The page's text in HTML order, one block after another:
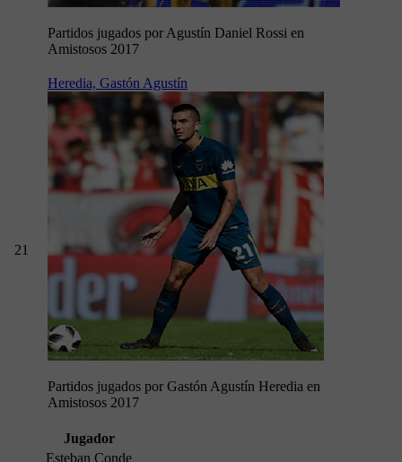
Partidos jugados por Agustín Daniel Rossi en
Amistosos 2017
21
Heredia, Gastón Agustín
Partidos jugados por Gastón Agustín Heredia en
Amistosos 2017
Jugador
Esteban Conde